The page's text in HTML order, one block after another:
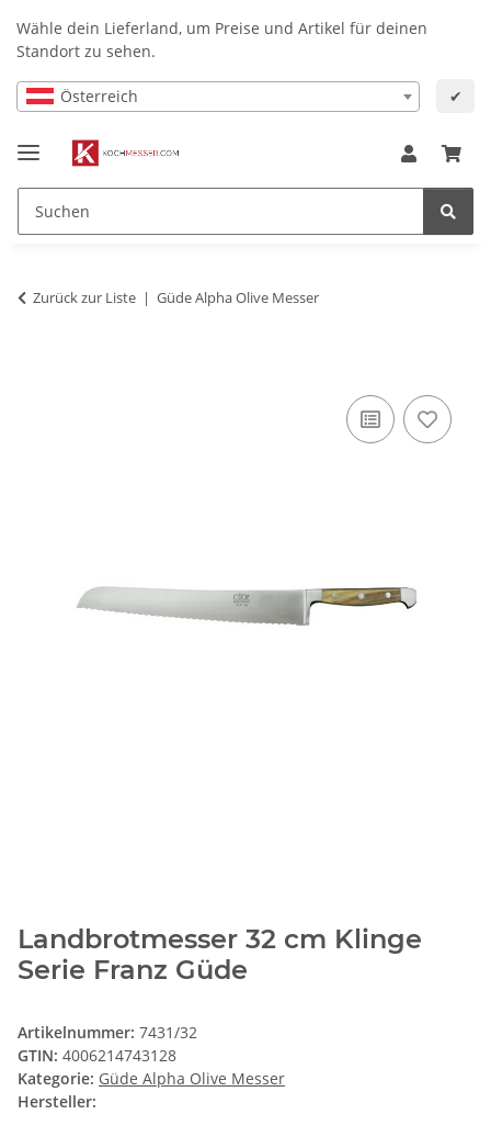
Wähle dein Lieferland, um Preise und Artikel für deinen
Standort zu sehen.
Österreich ✔
Zurück zur Liste Güde Alpha Olive Messer
Landbrotmesser 32 cm Klinge
Serie Franz Güde
Artikelnummer: 7431/32
GTIN: 4006214743128
Kategorie: Güde Alpha Olive Messer
Hersteller: